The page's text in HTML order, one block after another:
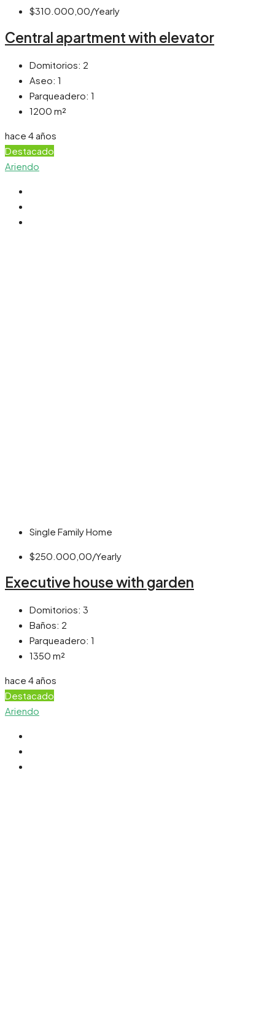
$310.000,00/Yearly
Central apartment with elevator
Domitorios: 2
Aseo: 1
Parqueadero: 1
1200 m²
hace 4 años
Destacado
Ariendo
Single Family Home
$250.000,00/Yearly
Executive house with garden
Domitorios: 3
Baños: 2
Parqueadero: 1
1350 m²
hace 4 años
Destacado
Ariendo